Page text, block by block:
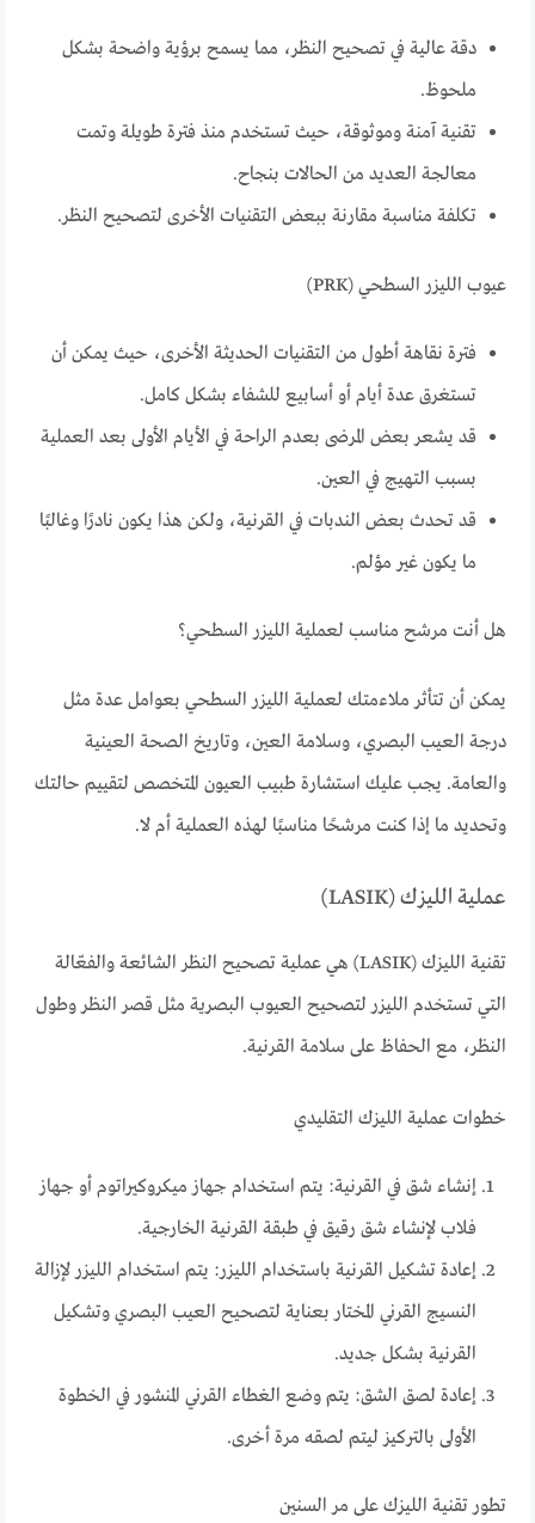
دقة عالية في تصحيح النظر، مما يسمح برؤية واضحة بشكل
ملحوظ.
تقنية آمنة وموثوقة، حيث تستخدم منذ فترة طويلة وتمت
معالجة العديد من الحالات بنجاح.
تكلفة مناسبة مقارنة ببعض التقنيات الأخرى لتصحيح النظر.
عيوب الليزر السطحي (PRK)
فترة نقاهة أطول من التقنيات الحديثة الأخرى، حيث يمكن أن
تستغرق عدة أيام أو أسابيع للشفاء بشكل كامل.
قد يشعر بعض المرضى بعدم الراحة في الأيام الأولى بعد العملية
بسبب التهيج في العين.
قد تحدث بعض الندبات في القرنية، ولكن هذا يكون نادرًا وغالبًا
ما يكون غير مؤلم.
هل أنت مرشح مناسب لعملية الليزر السطحي؟
يمكن أن تتأثر ملاءمتك لعملية الليزر السطحي بعوامل عدة مثل
درجة العيب البصري، وسلامة العين، وتاريخ الصحة العينية
والعامة. يجب عليك استشارة طبيب العيون المتخصص لتقييم حالتك
وتحديد ما إذا كنت مرشحًا مناسبًا لهذه العملية أم لا.
عملية الليزك (LASIK)
تقنية الليزك (LASIK) هي عملية تصحيح النظر الشائعة والفعّالة
التي تستخدم الليزر لتصحيح العيوب البصرية مثل قصر النظر وطول
النظر، مع الحفاظ على سلامة القرنية.
خطوات عملية الليزك التقليدي
إنشاء شق في القرنية: يتم استخدام جهاز ميكروكيراتوم أو جهاز
فلاب لإنشاء شق رقيق في طبقة القرنية الخارجية.
إعادة تشكيل القرنية باستخدام الليزر: يتم استخدام الليزر لإزالة
النسيج القرني المختار بعناية لتصحيح العيب البصري وتشكيل
القرنية بشكل جديد.
إعادة لصق الشق: يتم وضع الغطاء القرني المنشور في الخطوة
الأولى بالتركيز ليتم لصقه مرة أخرى.
تطور تقنية الليزك على مر السنين